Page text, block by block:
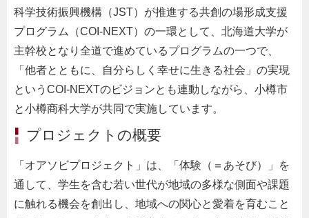
科学技術振興機構（JST）が推進する共創の場形成支援
プログラム（COI-NEXT）の一環として、北海道大学が
主幹校となり全道で進めているプログラムの一つで、
「他者とともに、自分らしく幸せに生きる社会」の実現
というCOI-NEXTのビジョンとも連動しながら、小樽市
と小樽商科大学が共同で実施しています。
プロジェクトの概要
「オアソビプロジェクト」は、「体験（＝あそび）」を
通して、学生を含む若い世代が地域の多様な側面や課題
に触れる機会を創出し、地域への関心と愛着を育むこと